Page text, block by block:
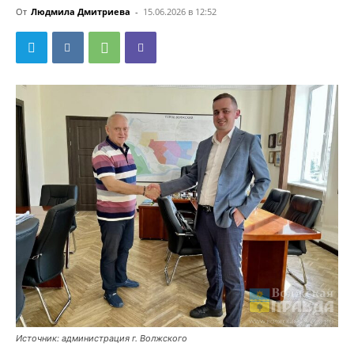
От Людмила Дмитриева - 15.06.2026 в 12:52
Источник: администрация г. Волжского